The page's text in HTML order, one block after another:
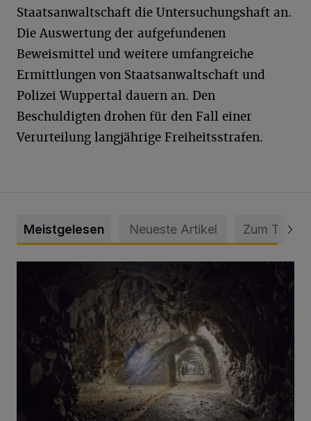
Staatsanwaltschaft die Untersuchungshaft an.
Die Auswertung der aufgefundenen
Beweismittel und weitere umfangreiche
Ermittlungen von Staatsanwaltschaft und
Polizei Wuppertal dauern an. Den
Beschuldigten drohen für den Fall einer
Verurteilung langjährige Freiheitsstrafen.
Meistgelesen Neueste Artikel Zum Thema